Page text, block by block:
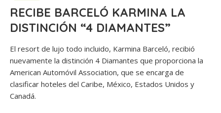
RECIBE BARCELÓ KARMINA LA
DISTINCIÓN “4 DIAMANTES”
El resort de lujo todo incluido, Karmina Barceló, recibió
nuevamente la distinción 4 Diamantes que proporciona la
American Automóvil Association, que se encarga de
clasificar hoteles del Caribe, México, Estados Unidos y
Canadá.